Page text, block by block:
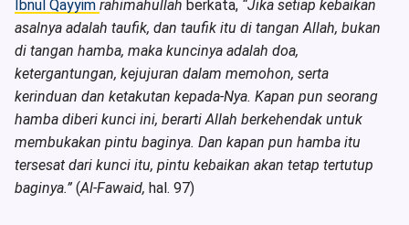
Ibnul Qayyim rahimahullah berkata, “Jika setiap kebaikan
asalnya adalah taufik, dan taufik itu di tangan Allah, bukan
di tangan hamba, maka kuncinya adalah doa,
ketergantungan, kejujuran dalam memohon, serta
kerinduan dan ketakutan kepada-Nya. Kapan pun seorang
hamba diberi kunci ini, berarti Allah berkehendak untuk
membukakan pintu baginya. Dan kapan pun hamba itu
tersesat dari kunci itu, pintu kebaikan akan tetap tertutup
baginya.” (Al-Fawaid, hal. 97)